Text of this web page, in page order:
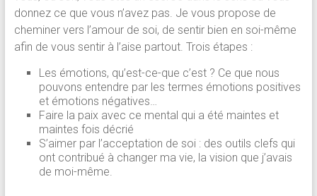
donnez ce que vous n’avez pas. Je vous propose de
cheminer vers l’amour de soi, de sentir bien en soi-même
afin de vous sentir à l’aise partout. Trois étapes :
Les émotions, qu’est-ce-que c’est ? Ce que nous
pouvons entendre par les termes émotions positives
et émotions négatives…
Faire la paix avec ce mental qui a été maintes et
maintes fois décrié
S’aimer par l’acceptation de soi : des outils clefs qui
ont contribué à changer ma vie, la vision que j’avais
de moi-même.